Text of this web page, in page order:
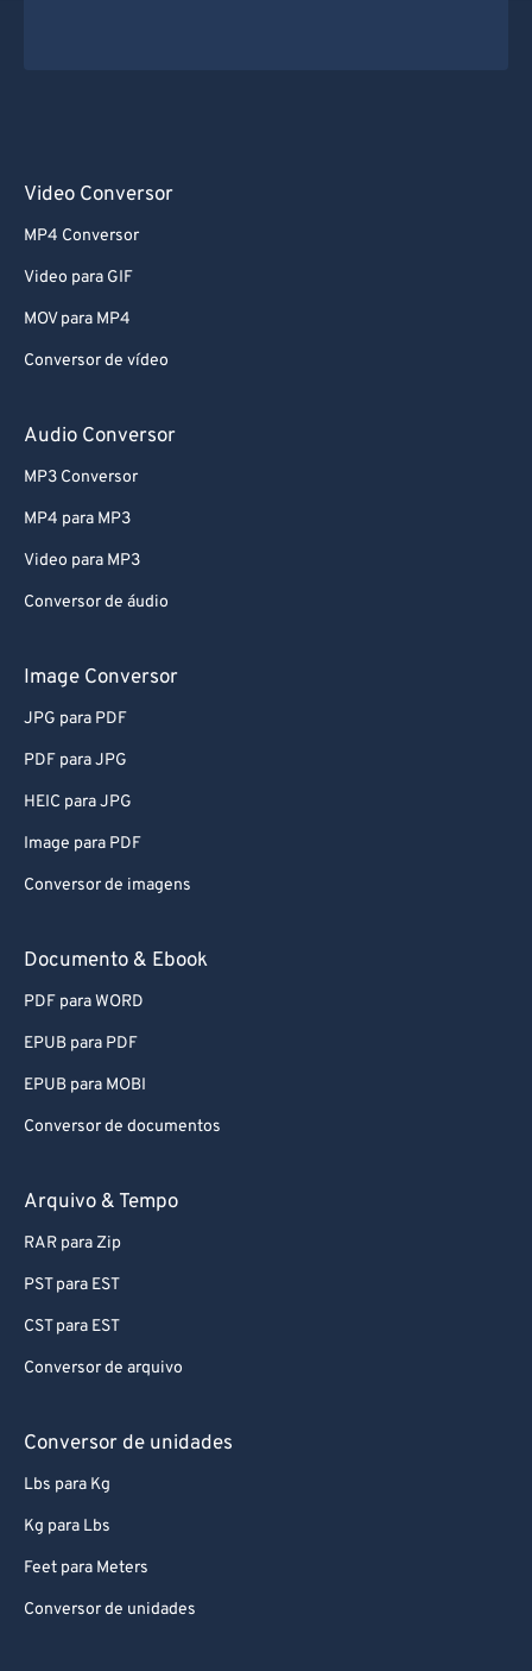
Video Conversor
MP4 Conversor
Video para GIF
MOV para MP4
Conversor de vídeo
Audio Conversor
MP3 Conversor
MP4 para MP3
Video para MP3
Conversor de áudio
Image Conversor
JPG para PDF
PDF para JPG
HEIC para JPG
Image para PDF
Conversor de imagens
Documento & Ebook
PDF para WORD
EPUB para PDF
EPUB para MOBI
Conversor de documentos
Arquivo & Tempo
RAR para Zip
PST para EST
CST para EST
Conversor de arquivo
Conversor de unidades
Lbs para Kg
Kg para Lbs
Feet para Meters
Conversor de unidades